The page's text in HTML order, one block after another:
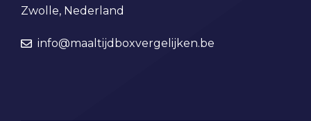
Zwolle, Nederland
info@maaltijdboxvergelijken.be